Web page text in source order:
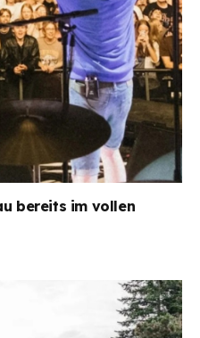
bereits im vollen